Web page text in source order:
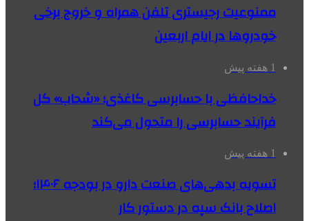
ممنوعیت رجیستری تلفن همراه و خروج برخی
خودروها در ایام اربعین
1 هفته پیش
خداحافظی با حسابرسی کاغذی؛ «شحاب» کل
فرآیند حسابرسی را متحول می‌کند
1 هفته پیش
تسویه بدهی‌های صنعت دارو در بودجه ۱۴۰۶؛
اصلاح بانک سپه در دستور کار